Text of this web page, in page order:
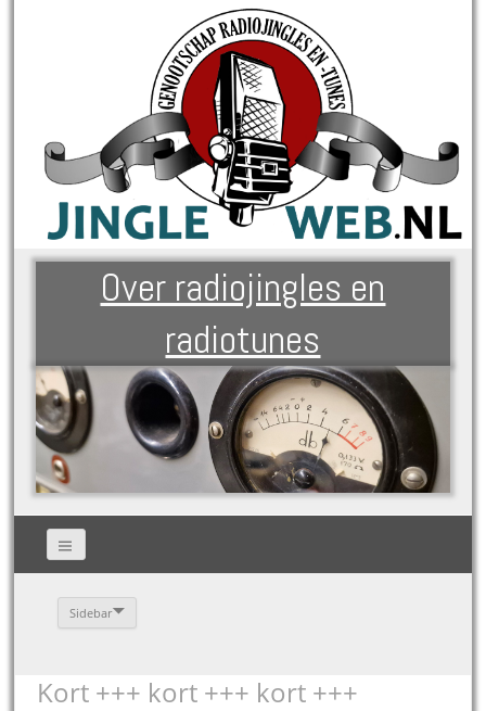
Over radiojingles en
radiotunes
Sidebar
Kort +++ kort +++ kort +++